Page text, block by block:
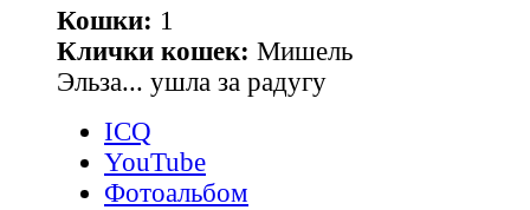
Кошки: 1
Клички кошек: Мишель
Эльза... ушла за радугу
ICQ
YouTube
Фотоальбом